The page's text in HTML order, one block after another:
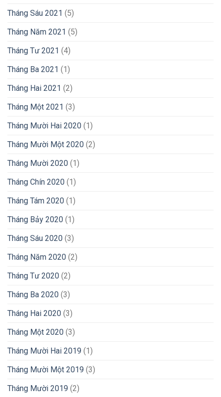
Tháng Sáu 2021 (5)
Tháng Năm 2021 (5)
Tháng Tư 2021 (4)
Tháng Ba 2021 (1)
Tháng Hai 2021 (2)
Tháng Một 2021 (3)
Tháng Mười Hai 2020 (1)
Tháng Mười Một 2020 (2)
Tháng Mười 2020 (1)
Tháng Chín 2020 (1)
Tháng Tám 2020 (1)
Tháng Bảy 2020 (1)
Tháng Sáu 2020 (3)
Tháng Năm 2020 (2)
Tháng Tư 2020 (2)
Tháng Ba 2020 (3)
Tháng Hai 2020 (3)
Tháng Một 2020 (3)
Tháng Mười Hai 2019 (1)
Tháng Mười Một 2019 (3)
Tháng Mười 2019 (2)